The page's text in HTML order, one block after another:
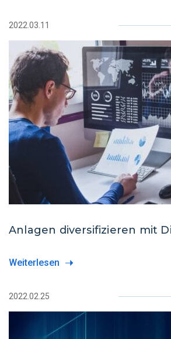
2022.03.11
Anlagen diversifizieren mit
Weiterlesen
2022.02.25